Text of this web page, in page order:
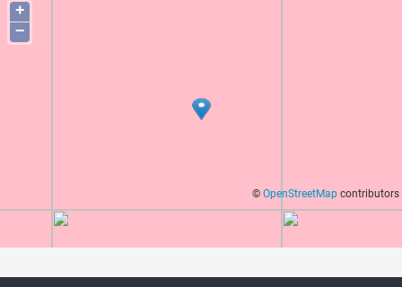
+
−
© OpenStreetMap contributors